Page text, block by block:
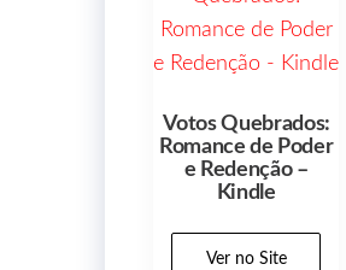
Votos Quebrados:
Romance de Poder
e Redenção –
Kindle
Ver no Site